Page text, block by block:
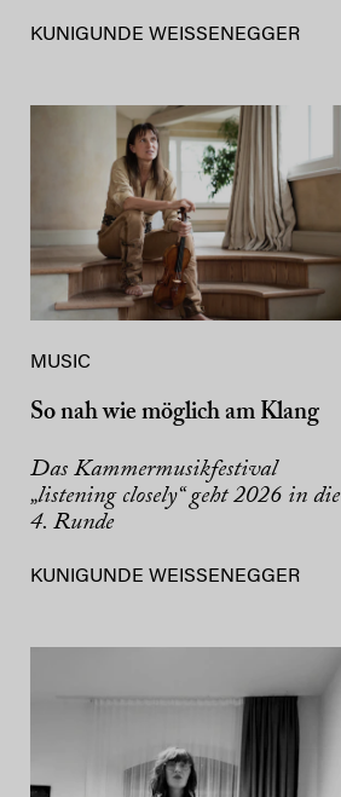
KUNIGUNDE WEISSENEGGER
MUSIC
So nah wie möglich am Klang
Das Kammermusikfestival
„listening closely“ geht 2026 in die
4. Runde
KUNIGUNDE WEISSENEGGER